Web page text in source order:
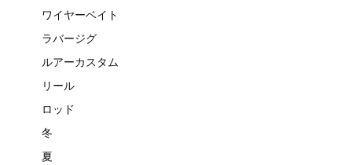
ワイヤーベイト
ラバージグ
ルアーカスタム
リール
ロッド
冬
夏